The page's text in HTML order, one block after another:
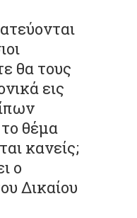
θα τους
εις
θέμα
κανείς;
ο
Δικαίου